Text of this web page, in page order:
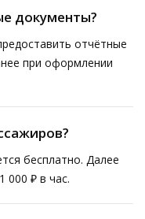
документы?
отчётные
при оформлении
бесплатно. Далее
000 ₽ в час.